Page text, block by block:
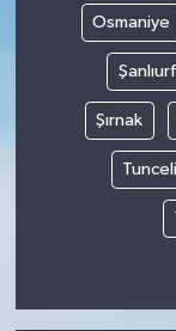
Osmaniye
Şırnak
Tunceli